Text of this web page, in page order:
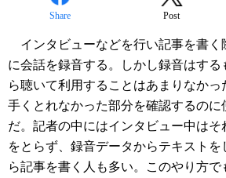
Share Post
インタビューなどを行い記事を書く
に会話を録音する。しかし録音はす
ら聴いて利用することはあまりなかっ
手くとれなかった部分を確認するのに
だ。記者の中にはインタビュー中はそ
をとらず、録音データからテキスト
ら記事を書く人も多い。このやり方